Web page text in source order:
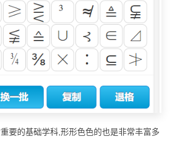
要的基础学科,形形色色的也是非常丰富多